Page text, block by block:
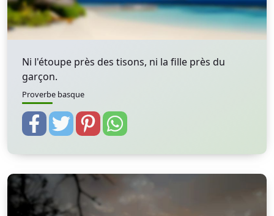
Ni l'étoupe près des tisons, ni la fille près du
garçon.
Proverbe basque